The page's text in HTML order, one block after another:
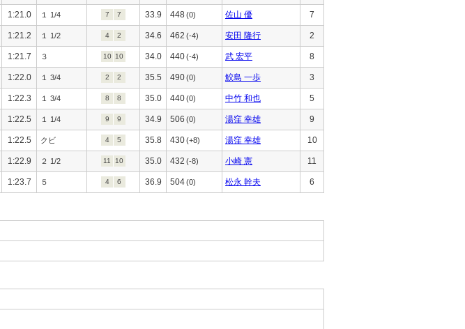
1:21.0 １ 1/4 7 7 33.9 448(0) 佐山 優 7
1:21.2 １ 1/2 4 2 34.6 462 (-4) 安田 隆行 2
1:21.7 ３ 10 10 34.0 440(-4) 武 宏平 8
1:22.0 １ 3/4 2 2 35.5 490(0) 鮫島 一歩 3
1:22.3 １ 3/4 8 8 35.0 440(0) 中竹 和也 5
1:22.5 １ 1/4 9 9 34.9 506 (0) 湯窪 幸雄 9
1:22.5 クビ 4 5 35.8 430(+8) 湯窪 幸雄 10
1:22.9 ２ 1/2 11 10 35.0 432 (-8) 小崎 憲 11
1:23.7 ５ 4 6 36.9 504(0) 松永 幹夫 6